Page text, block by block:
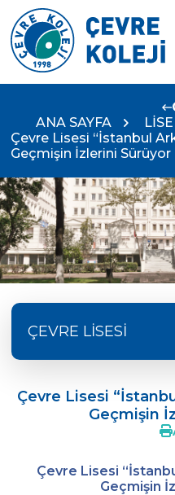
ANA SAYFA
LİSE
Çevre Lisesi “İstanbul
Geçmişin İzlerini Sürüyor
ÇEVRE LİSESİ
Ergenlerde Cinsel
Desteklenmesi /
18. Yeşil Küre
Çevre Lisesi
Geçmişin
Çevre Lisesi
Geçmişin